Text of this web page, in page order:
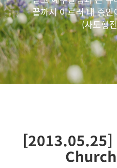
끝까지 이르러 내 증
(사도행
[2013.05.25]